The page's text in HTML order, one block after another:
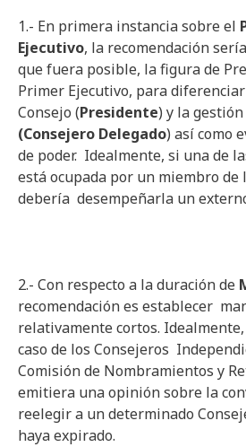
1.- En primera instancia sobre el
Ejecutivo, la recomendación
que fuera posible, la figura de
Primer Ejecutivo, para
Consejo (Presidente) y la
(Consejero Delegado) así como
de poder. Idealmente, si una de
está ocupada por un miembro
debería desempeñarla un
2.- Con respecto a la duración de
recomendación es establecer
relativamente cortos.
caso de los Consejeros
Comisión de Nombramientos y
emitiera una opinión sobre la
reelegir a un determinado
haya expirado.